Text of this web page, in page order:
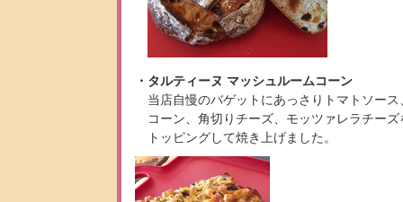
・タルティーヌ マッシュルームコーン
当店自慢のバゲットにあっさりトマトソース
コーン、角切りチーズ、モッツァレラチーズ
トッピングして焼き上げました。